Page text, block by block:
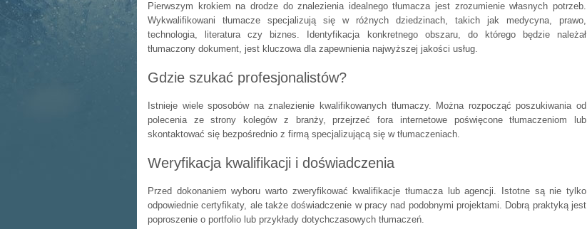
Pierwszym krokiem na drodze do znalezienia idealnego tłumacza jest zrozumienie własnych potrzeb.
Wykwalifikowani tłumacze specjalizują się w różnych dziedzinach, takich jak medycyna, prawo,
technologia, literatura czy biznes. Identyfikacja konkretnego obszaru, do którego będzie należał
tłumaczony dokument, jest kluczowa dla zapewnienia najwyższej jakości usług.
Gdzie szukać profesjonalistów?
Istnieje wiele sposobów na znalezienie kwalifikowanych tłumaczy. Można rozpocząć poszukiwania od
polecenia ze strony kolegów z branży, przejrzeć fora internetowe poświęcone tłumaczeniom lub
skontaktować się bezpośrednio z firmą specjalizującą się w tłumaczeniach.
Weryfikacja kwalifikacji i doświadczenia
Przed dokonaniem wyboru warto zweryfikować kwalifikacje tłumacza lub agencji. Istotne są nie tylko
odpowiednie certyfikaty, ale także doświadczenie w pracy nad podobnymi projektami. Dobrą praktyką jest
poproszenie o portfolio lub przykłady dotychczasowych tłumaczeń.